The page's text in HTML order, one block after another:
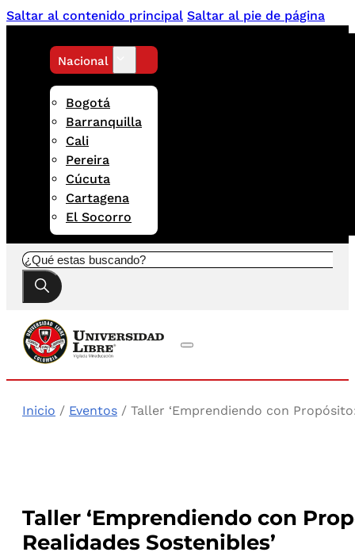
Saltar al contenido principal Saltar al pie de página
Nacional
Bogotá
Barranquilla
Cali
Pereira
Cúcuta
Cartagena
El Socorro
Buscar
Inicio / Eventos / Taller ‘Emprendiendo con
Taller ‘Emprendiendo con
Realidades Sostenibles’